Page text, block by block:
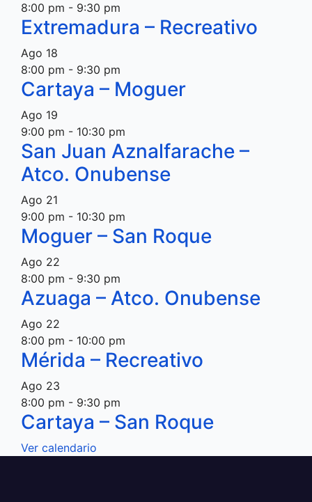
8:00 pm - 9:30 pm
Extremadura – Recreativo
Ago 18
8:00 pm - 9:30 pm
Cartaya – Moguer
Ago 19
9:00 pm - 10:30 pm
San Juan Aznalfarache –
Atco. Onubense
Ago 21
9:00 pm - 10:30 pm
Moguer – San Roque
Ago 22
8:00 pm - 9:30 pm
Azuaga – Atco. Onubense
Ago 22
8:00 pm - 10:00 pm
Mérida – Recreativo
Ago 23
8:00 pm - 9:30 pm
Cartaya – San Roque
Ver calendario